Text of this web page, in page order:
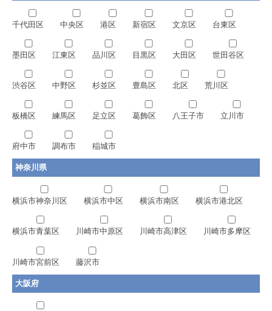
千代田区 中央区 港区 新宿区 文京区 台東区
墨田区 江東区 品川区 目黒区 大田区 世田谷区
渋谷区 中野区 杉並区 豊島区 北区 荒川区
板橋区 練馬区 足立区 葛飾区 八王子市 立川市
府中市 調布市 稲城市
神奈川県
横浜市神奈川区 横浜市中区 横浜市南区 横浜市港北区
横浜市青葉区 川崎市中原区 川崎市高津区 川崎市多摩区
川崎市宮前区 藤沢市
大阪府